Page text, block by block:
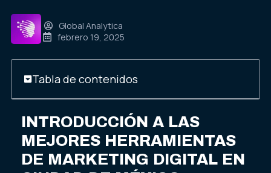
Global Analytica
febrero 19, 2025
Tabla de contenidos
INTRODUCCIÓN A LAS
MEJORES HERRAMIENTAS
DE MARKETING DIGITAL EN